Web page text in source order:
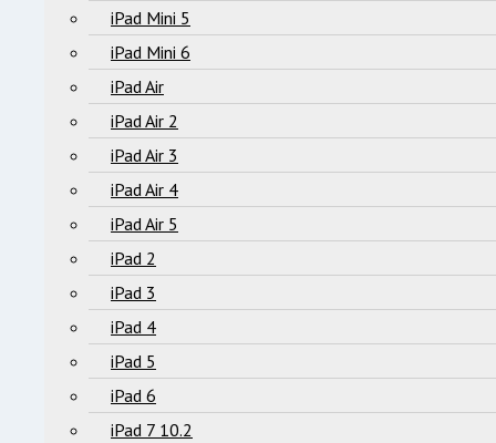
iPad Mini 5
iPad Mini 6
iPad Air
iPad Air 2
iPad Air 3
iPad Air 4
iPad Air 5
iPad 2
iPad 3
iPad 4
iPad 5
iPad 6
iPad 7 10.2